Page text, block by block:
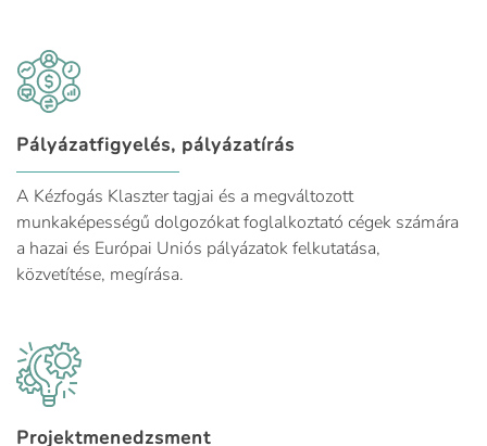
Pályázatfigyelés, pályázatírás
A Kézfogás Klaszter tagjai és a megváltozott
munkaképességű dolgozókat foglalkoztató cégek számára
a hazai és Európai Uniós pályázatok felkutatása,
közvetítése, megírása.
Projektmenedzsment